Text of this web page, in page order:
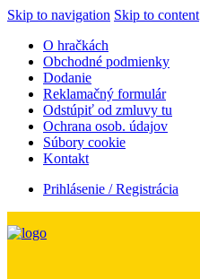
Skip to navigation Skip to content
O hračkách
Obchodné podmienky
Dodanie
Reklamačný formulár
Odstúpiť od zmluvy tu
Ochrana osob. údajov
Súbory cookie
Kontakt
Prihlásenie / Registrácia